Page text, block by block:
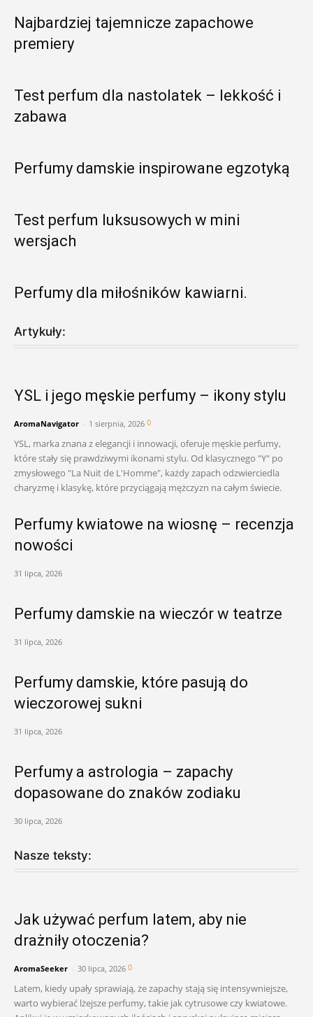
Najbardziej tajemnicze zapachowe
premiery
Test perfum dla nastolatek – lekkość i
zabawa
Perfumy damskie inspirowane egzotyką
Test perfum luksusowych w mini
wersjach
Perfumy dla miłośników kawiarni.
Artykuły:
YSL i jego męskie perfumy – ikony stylu
AromaNavigator - 1 sierpnia, 2026 0
YSL, marka znana z elegancji i innowacji, oferuje męskie perfumy,
które stały się prawdziwymi ikonami stylu. Od klasycznego "Y" po
zmysłowego "La Nuit de L'Homme", każdy zapach odzwierciedla
charyzmę i klasykę, które przyciągają mężczyzn na całym świecie.
Perfumy kwiatowe na wiosnę – recenzja
nowości
31 lipca, 2026
Perfumy damskie na wieczór w teatrze
31 lipca, 2026
Perfumy damskie, które pasują do
wieczorowej sukni
31 lipca, 2026
Perfumy a astrologia – zapachy
dopasowane do znaków zodiaku
30 lipca, 2026
Nasze teksty:
Jak używać perfum latem, aby nie
drażniły otoczenia?
AromaSeeker - 30 lipca, 2026 0
Latem, kiedy upały sprawiają, że zapachy stają się intensywniejsze,
warto wybierać lżejsze perfumy, takie jak cytrusowe czy kwiatowe.